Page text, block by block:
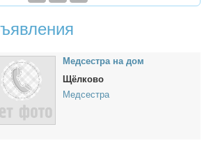
Мед­сест­ра на дом
Щёлково
Медсестра